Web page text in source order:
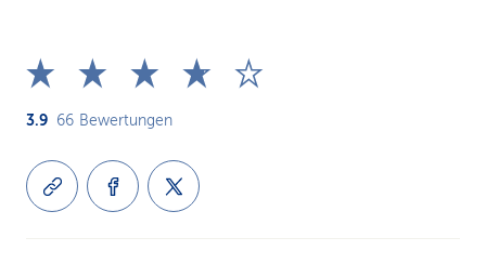
3.9 66 Bewertungen